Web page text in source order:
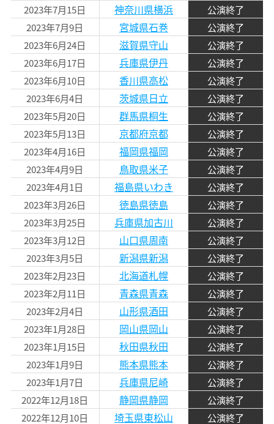
2023年7月15日
神奈川県横浜
公演終了
2023年7月9日
宮城県石巻
公演終了
2023年6月24日
滋賀県守山
公演終了
2023年6月17日
兵庫県伊丹
公演終了
2023年6月10日
香川県高松
公演終了
2023年6月4日
茨城県日立
公演終了
2023年5月20日
群馬県桐生
公演終了
2023年5月13日
京都府京都
公演終了
2023年4月16日
福岡県福岡
公演終了
2023年4月9日
鳥取県米子
公演終了
2023年4月1日
福島県いわき
公演終了
2023年3月26日
徳島県徳島
公演終了
2023年3月25日
兵庫県加古川
公演終了
2023年3月12日
山口県周南
公演終了
2023年3月5日
新潟県新潟
公演終了
2023年2月23日
北海道札幌
公演終了
2023年2月11日
青森県青森
公演終了
2023年2月4日
山形県酒田
公演終了
2023年1月28日
岡山県岡山
公演終了
2023年1月15日
秋田県秋田
公演終了
2023年1月9日
熊本県熊本
公演終了
2023年1月7日
兵庫県尼崎
公演終了
2022年12月18日
静岡県静岡
公演終了
2022年12月10日
埼玉県東松山 公演終了